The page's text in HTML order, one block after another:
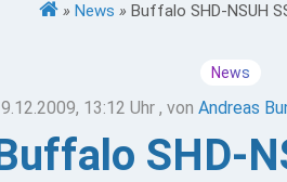
» News » Buffalo SHD-NSUH
News
13:12 Uhr , vonAndreas
SHD-